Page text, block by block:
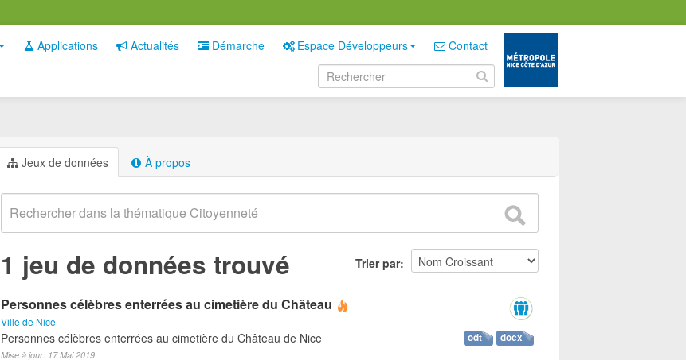
Applications Actualités Démarche Espace Développeurs Contact
Jeux de données À propos
Trier par
1 jeu de données trouvé
Personnes célèbres enterrées au cimetière du Château
Ville de Nice
docx
odt
Personnes célèbres enterrées au cimetière du Château de Nice
Mise à jour: 17 Mai 2019